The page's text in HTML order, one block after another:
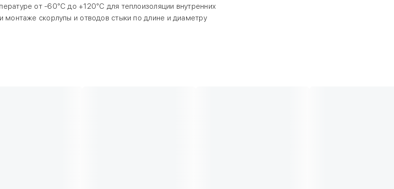
от -60°С до +120°С для теплоизоляции внутренних
скорлупы и отводов стыки по длине и диаметру